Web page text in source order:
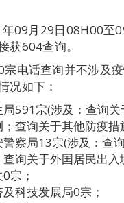
09月29日08H00至
获604查询。
宗电话查询并不涉及
况如下：
局591宗(涉及：查询
；查询关于其他防疫
警察局13宗(涉及：查
查询关于外国居民出入
宗；
科技发展局0宗；